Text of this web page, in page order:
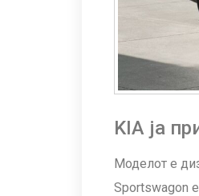
KIA ја
Моделот е
Sportswagon